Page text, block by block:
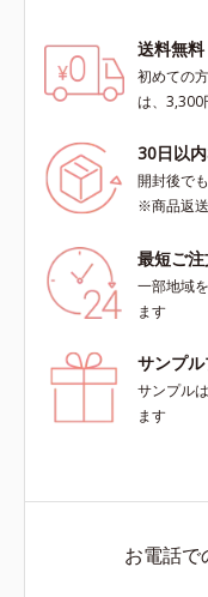
送料無料
初めての
は、3,300
30日以
開封後で
※商品返
最短ご
一部地域
ます
サンプ
サンプル
ます
お電話で